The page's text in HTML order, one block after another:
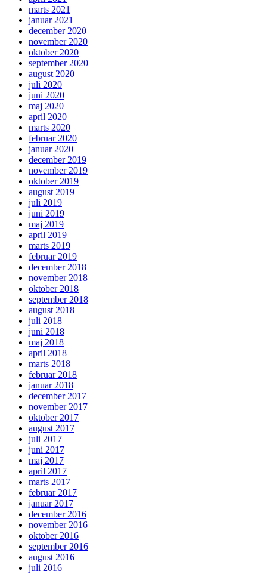
marts 2021
januar 2021
december 2020
november 2020
oktober 2020
september 2020
august 2020
juli 2020
juni 2020
maj 2020
april 2020
marts 2020
februar 2020
januar 2020
december 2019
november 2019
oktober 2019
august 2019
juli 2019
juni 2019
maj 2019
april 2019
marts 2019
februar 2019
december 2018
november 2018
oktober 2018
september 2018
august 2018
juli 2018
juni 2018
maj 2018
april 2018
marts 2018
februar 2018
januar 2018
december 2017
november 2017
oktober 2017
august 2017
juli 2017
juni 2017
maj 2017
april 2017
marts 2017
februar 2017
januar 2017
december 2016
november 2016
oktober 2016
september 2016
august 2016
juli 2016